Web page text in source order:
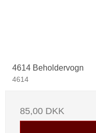
4614 Beholdervogn
4614
85,00 DKK